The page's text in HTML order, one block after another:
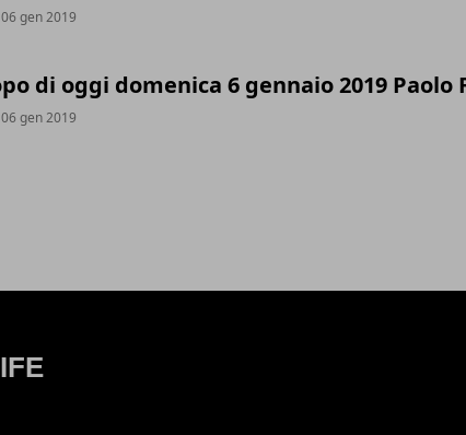
gen 2019
di oggi domenica 6 gennaio 2019 Paolo
gen 2019